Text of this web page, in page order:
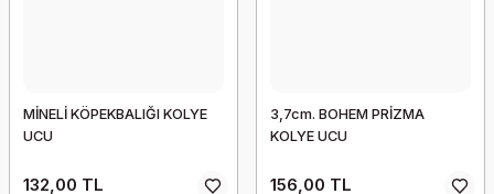
MİNELİ KÖPEKBALIĞI KOLYE
UCU
132,00 TL
3,7cm. BOHEM PRİZMA
KOLYE UCU
156,00 TL